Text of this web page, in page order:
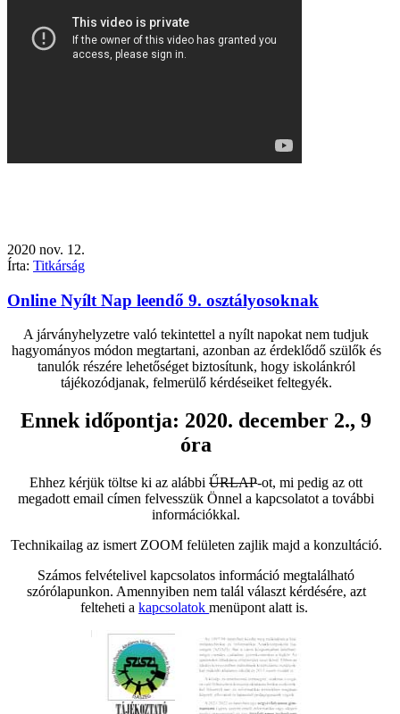
2020 nov. 12.
Írta: Titkárság
Online Nyílt Nap leendő 9. osztályosoknak
A járványhelyzetre való tekintettel a nyílt napokat nem tudjuk
hagyományos módon megtartani, azonban az érdeklődő szülők és
tanulók részére lehetőséget biztosítunk, hogy iskolánkról
tájékozódjanak, felmerülő kérdéseiket feltegyék.
Ennek időpontja: 2020. december 2., 9
óra
Ehhez kérjük töltse ki az alábbiŰRLAP-ot, mi pedig az ott
megadott email címen felvesszük Önnel a kapcsolatot a további
információkkal.
Technikailag az ismert ZOOM felületen zajlik majd a konzultáció.
Számos felvételivel kapcsolatos információ megtalálható
szórólapunkon. Amennyiben nem talál választ kérdésére, azt
felteheti akapcsolatokmenüpont alatt is.